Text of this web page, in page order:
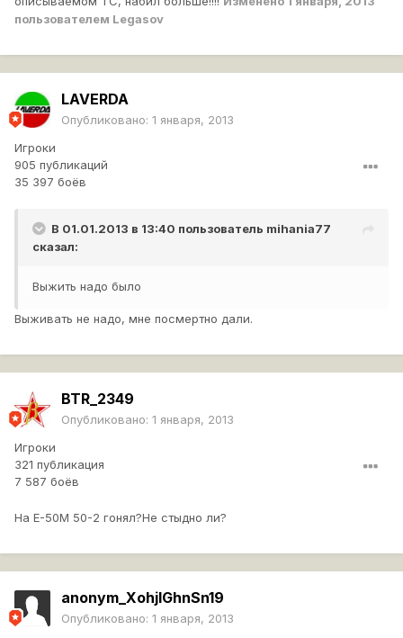
пользователем Legasov
LAVERDA
Опубликовано: 1 января, 2013
Игроки
905 публикаций
35 397 боёв
В 01.01.2013 в 13:40 пользователь mihania77
сказал:
Выжить надо было
Выживать не надо, мне посмертно дали.
BTR_2349
Опубликовано: 1 января, 2013
Игроки
321 публикация
7 587 боёв
На Е-50М 50-2 гонял?Не стыдно ли?
anonym_XohjlGhnSn19
Опубликовано: 1 января, 2013